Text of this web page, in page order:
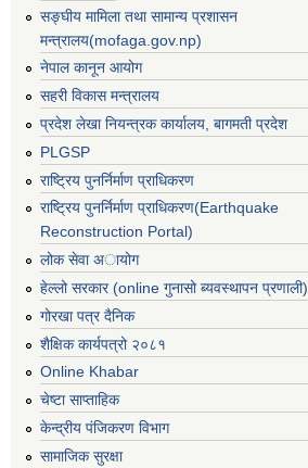
सङ्घीय मामिला तथा सामान्य प्रशासन
मन्त्रालय(mofaga.gov.np)
नेपाल कानून आयोग
सहरी विकास मन्त्रालय
प्रदेश लेखा नियन्त्रक कार्यालय, बागमती प्रदेश
PLGSP
राष्ट्रिय पुनर्निर्माण प्राधिकरण
राष्ट्रिय पुनर्निर्माण प्राधिकरण(Earthquake
Reconstruction Portal)
लोक सेवा अायोग
हेल्लो सरकार (online गुनासो ब्यवस्थापन प्रणाली)
गोरखा पत्र दैनिक
शैक्षिक कार्यपत्रो २०८१
Online Khabar
चेष्टा साप्ताहिक
केन्द्रीय पंजिकरण विभाग
सामाजिक सुरक्षा